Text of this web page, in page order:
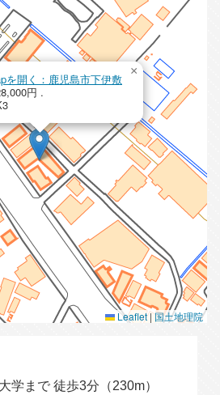
を開く：鹿児島市下伊敷
円 .
×
Leaflet |国土地理院
学まで 徒歩3分（230m）